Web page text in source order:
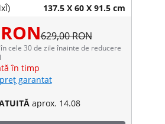
137.5 X 60 X 91.5 cm
629,00 RON
cele 30 de zile înainte de reducere
în timp
garantat
aprox. 14.08